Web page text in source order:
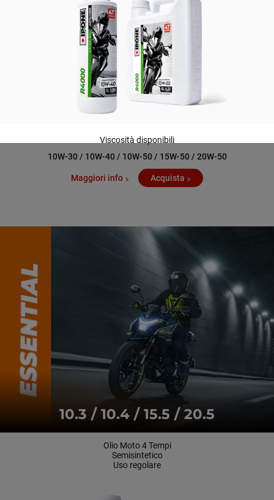
Viscosità disponibili
10W-30 / 10W-40 / 10W-50 / 15W-50 / 20W-50
Maggiori info Acquista
10.3 / 10.4 / 15.5 / 20.5
Olio Moto 4 Tempi
Semisintetico
Uso regolare